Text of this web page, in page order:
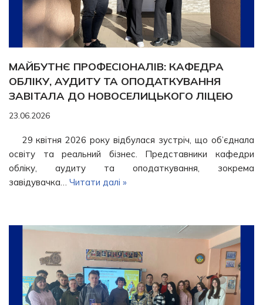
МАЙБУТНЄ ПРОФЕСІОНАЛІВ: КАФЕДРА
ОБЛІКУ, АУДИТУ ТА ОПОДАТКУВАННЯ
ЗАВІТАЛА ДО НОВОСЕЛИЦЬКОГО ЛІЦЕЮ
23.06.2026
29 квітня 2026 року відбулася зустріч, що об’єднала
освіту та реальний бізнес. Представники кафедри
обліку, аудиту та оподаткування, зокрема
завідувачка… Читати далі »